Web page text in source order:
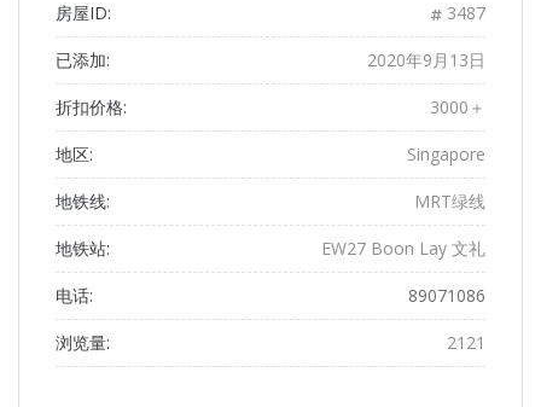
房屋ID: 3487
已添加: 2020年9月13日
折扣价格: 3000＋
地区: Singapore
地铁线: MRT绿线
地铁站: EW27 Boon Lay 文礼
电话: 89071086
浏览量: 2121